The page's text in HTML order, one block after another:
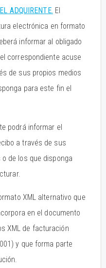
ADQUIRENTE. El
electrónica en formato
informar al obligado
correspondiente acuse
de sus propios medios
para este fin el
podrá informar el
a través de sus
de los que disponga
XML alternativo que
en el documento
XML de facturación
y que forma parte